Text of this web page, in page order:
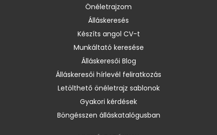
Önéletrajzom
Álláskeresés
Készíts angol CV-t
Munkáltató keresése
Álláskeresői Blog
Álláskeresői hírlevél feliratkozás
Letölthető önéletrajz sablonok
Gyakori kérdések
Böngésszen álláskatalógusban